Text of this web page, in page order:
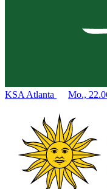
KSA Atlanta Mo.,